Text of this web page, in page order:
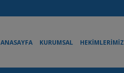
ANASAYFA KURUMSAL HEKİMLERİMİZ